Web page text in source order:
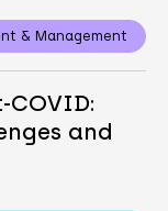
& Management
and